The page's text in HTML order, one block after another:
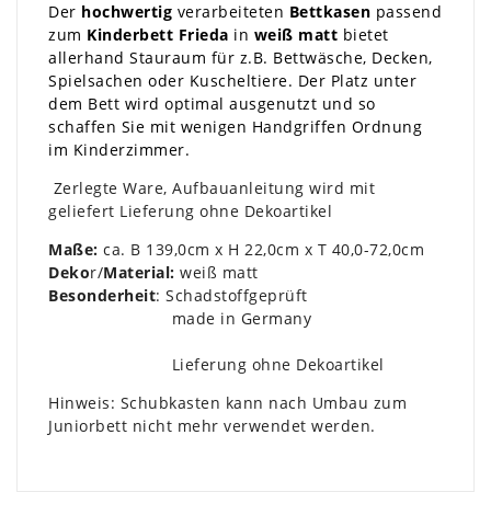
Der hochwertig verarbeiteten Bettkasen passend
zum Kinderbett Frieda in weiß matt bietet
allerhand Stauraum für z.B. Bettwäsche, Decken,
Spielsachen oder Kuscheltiere. Der Platz unter
dem Bett wird optimal ausgenutzt und so
schaffen Sie mit wenigen Handgriffen Ordnung
im Kinderzimmer.
Zerlegte Ware, Aufbauanleitung wird mit
geliefert Lieferung ohne Dekoartikel
Maße: ca. B 139,0cm x H 22,0cm x T 40,0-72,0cm
Dekor/Material: weiß matt
Besonderheit: Schadstoffgeprüft
made in Germany
Lieferung ohne Dekoartikel
Hinweis: Schubkasten kann nach Umbau zum
Juniorbett nicht mehr verwendet werden.